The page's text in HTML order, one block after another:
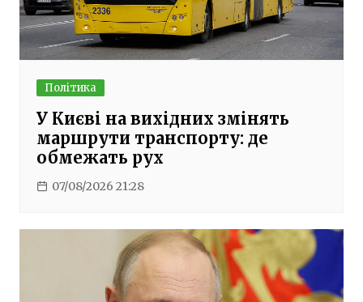
Політика
У Києві на вихідних змінять
маршрути транспорту: де
обмежать рух
07/08/2026 21:28